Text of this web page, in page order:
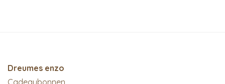
Dreumes enzo